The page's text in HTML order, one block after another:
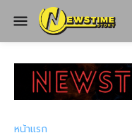
หน้าแรก